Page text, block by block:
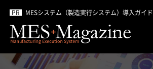
MESシステム（製造実行システム）導入ガイド